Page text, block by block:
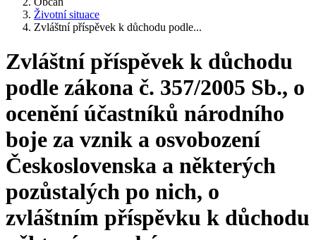
Životní situace
Zvláštní příspěvek k důchodu podle...
Zvláštní příspěvek k důchodu
podle zákona č. 357/2005 Sb., o
ocenění účastníků národního
boje za vznik a osvobození
Československa a některých
pozůstalých po nich, o
zvláštním příspěvku k důchodu